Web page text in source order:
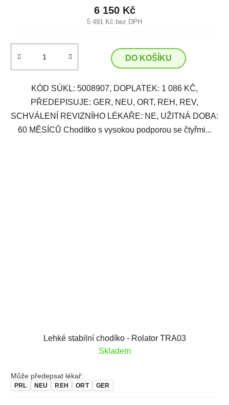
5 491 Kč bez DPH
6 150 Kč
DO KOŠÍKU
KÓD SÚKL: 5008907, DOPLATEK: 1 086 KČ,
PŘEDEPISUJE: GER, NEU, ORT, REH, REV,
SCHVÁLENÍ REVIZNÍHO LÉKAŘE: NE, UŽITNÁ DOBA:
60 MĚSÍCŮ Chodítko s vysokou podporou se čtyřmi...
Lehké stabilní chodíko - Rolator TRA03
Skladem
Může předepsat lékař:
PRL NEU REH ORT GER